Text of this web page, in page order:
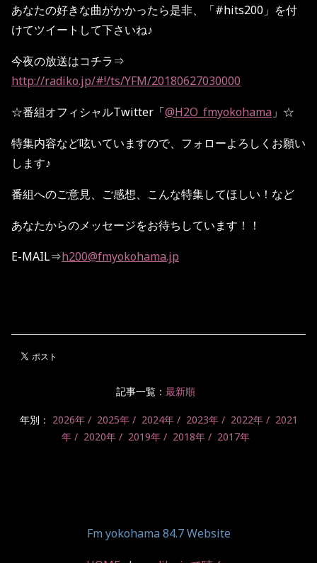
あなたの好きな曲がかかったら是非、「#hits200 」を付
けてツイートして下さいね♪
今夜の放送はコチラ⇒
http://radiko.jp/#!/ts/YFM/20180627030000
☆番組オフィシャルTwitter 「@H2O_fmyokohama 」 ☆
特集内容など呟いていますので、フォローよろしくお願い
します♪
番組へのご意見、ご感想、こんな特集してほしい！など
あなたからのメッセージをお待ちしています！！
E-MAIL⇒h200@fmyokohama.jp
記事一覧： 最新順
年別： 2026年 2025年 2024年 2023年 2022年
2021
年
2020年 2019年 2018年 2017年
Fm yokohama 84.7 Website